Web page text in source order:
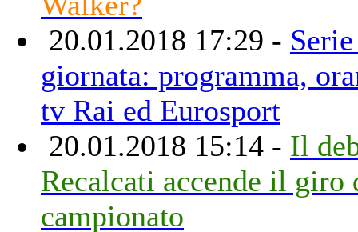
20.01.2018 17:29 -
giornata: programma,
tv Rai ed Eurosport
20.01.2018 15:14 - Il
Recalcati accende il giro
campionato